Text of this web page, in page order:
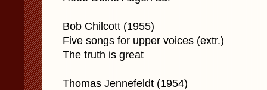
Bob Chilcott (1955)
Five songs for upper voices (extr.)
The truth is great
Thomas Jennefeldt (1954)